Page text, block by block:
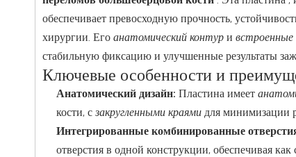
обеспечивает превосходную прочность,
хирургии. Его анатомический контур и встроенные
стабильную фиксацию и улучшенные результаты
Ключевые особенности и
Анатомический дизайн: Пластина имеет
кости, с закругленными краями для минимизации
Интегрированные комбинированные
отверстия в одной конструкции, обеспечивая